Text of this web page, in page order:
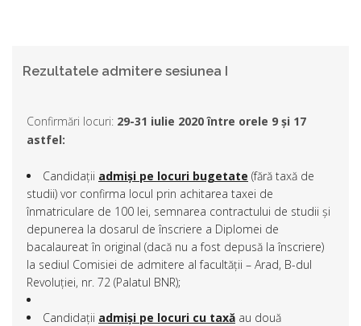
Rezultatele admitere sesiunea I
Confirmări locuri: 29-31 iulie 2020 între orele 9 și 17
astfel:
Candidații admiși pe locuri bugetate (fără taxă de
studii) vor confirma locul prin achitarea taxei de
înmatriculare de 100 lei, semnarea contractului de studii și
depunerea la dosarul de înscriere a Diplomei de
bacalaureat în original (dacă nu a fost depusă la înscriere)
la sediul Comisiei de admitere al facultății – Arad, B-dul
Revoluției, nr. 72 (Palatul BNR);
Candidații admiși pe locuri cu taxă au două